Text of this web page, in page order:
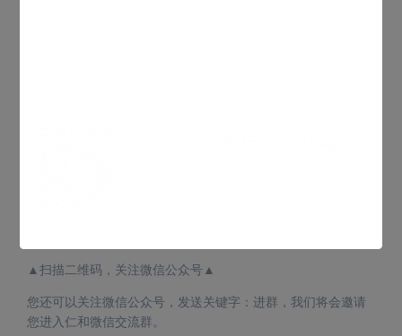
▲扫描二维码，关注微信公众号▲
您还可以关注微信公众号，发送关键字：进群，我们将会邀请
您进入仁和微信交流群。